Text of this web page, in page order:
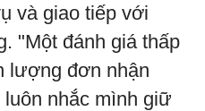
và giao tiếp với
"Một đánh giá thấp
lượng đơn nhận
nhắc mình giữ